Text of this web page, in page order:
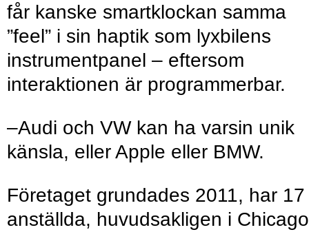
får kanske smartklockan samma
”feel” i sin haptik som lyxbilens
instrumentpanel – eftersom
interaktionen är programmerbar.
–Audi och VW kan ha varsin unik
känsla, eller Apple eller BMW.
Företaget grundades 2011, har 17
anställda, huvudsakligen i